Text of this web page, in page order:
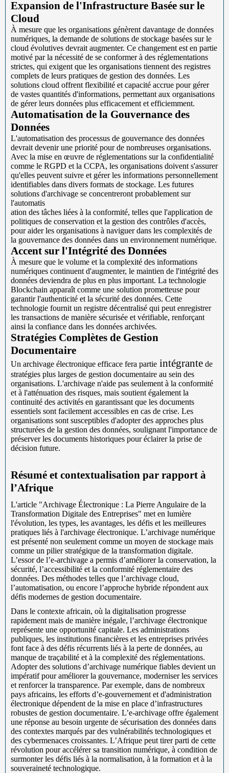
Expansion de l'Infrastructure Basée sur le
Cloud
À mesure que les organisations génèrent davantage de données
numériques, la demande de solutions de stockage basées sur le
cloud évolutives devrait augmenter. Ce changement est en partie
motivé par la nécessité de se conformer à des réglementations
strictes, qui exigent que les organisations tiennent des registres
complets de leurs pratiques de gestion des données. Les
solutions cloud offrent flexibilité et capacité accrue pour gérer
de vastes quantités d'informations, permettant aux organisations
de gérer leurs données plus efficacement et efficiemment.
Automatisation de la Gouvernance des
Données
L'automatisation des processus de gouvernance des données
devrait devenir une priorité pour de nombreuses organisations.
Avec la mise en œuvre de réglementations sur la confidentialité
comme le RGPD et la CCPA, les organisations doivent s'assurer
qu'elles peuvent suivre et gérer les informations personnellement
identifiables dans divers formats de stockage. Les futures
solutions d'archivage se concentreront probablement sur
l'automatis
ation des tâches liées à la conformité, telles que l'application de
politiques de conservation et la gestion des contrôles d'accès,
pour aider les organisations à naviguer dans les complexités de
la gouvernance des données dans un environnement numérique.
Accent sur l'Intégrité des Données
À mesure que le volume et la complexité des informations
numériques continuent d'augmenter, le maintien de l'intégrité des
données deviendra de plus en plus important. La technologie
Blockchain apparaît comme une solution prometteuse pour
garantir l'authenticité et la sécurité des données. Cette
technologie fournit un registre décentralisé qui peut enregistrer
les transactions de manière sécurisée et vérifiable, renforçant
ainsi la confiance dans les données archivées.
Stratégies Complètes de Gestion
Documentaire
Un archivage électronique efficace fera partie intégrante de
stratégies plus larges de gestion documentaire au sein des
organisations. L'archivage n'aide pas seulement à la conformité
et à l'atténuation des risques, mais soutient également la
continuité des activités en garantissant que les documents
essentiels sont facilement accessibles en cas de crise. Les
organisations sont susceptibles d'adopter des approches plus
structurées de la gestion des données, soulignant l'importance de
préserver les documents historiques pour éclairer la prise de
décision future.
Résumé et contextualisation par rapport à
l’Afrique
L'article "Archivage Électronique : La Pierre Angulaire de la
Transformation Digitale des Entreprises" met en lumière
l'évolution, les types, les avantages, les défis et les meilleures
pratiques liés à l'archivage électronique. L’archivage numérique
est présenté non seulement comme un moyen de stockage mais
comme un pilier stratégique de la transformation digitale.
L’essor de l’e-archivage a permis d’améliorer la conservation, la
sécurité, l’accessibilité et la conformité réglementaire des
données. Des méthodes telles que l’archivage cloud,
l’automatisation, ou encore l’approche hybride répondent aux
défis modernes de gestion documentaire.
Dans le contexte africain, où la digitalisation progresse
rapidement mais de manière inégale, l’archivage électronique
représente une opportunité capitale. Les administrations
publiques, les institutions financières et les entreprises privées
font face à des défis récurrents liés à la perte de données, au
manque de traçabilité et à la complexité des réglementations.
Adopter des solutions d’archivage numérique fiables devient un
impératif pour améliorer la gouvernance, moderniser les services
et renforcer la transparence. Par exemple, dans de nombreux
pays africains, les efforts d’e-gouvernement et d'administration
électronique dépendent de la mise en place d’infrastructures
robustes de gestion documentaire. L’e-archivage offre également
une réponse au besoin urgente de sécurisation des données dans
des contextes marqués par des vulnérabilités technologiques et
des cybermenaces croissantes. L’Afrique peut tirer parti de cette
révolution pour accélérer sa transition numérique, à condition de
surmonter les défis liés à la normalisation, à la formation et à la
souveraineté technologique.